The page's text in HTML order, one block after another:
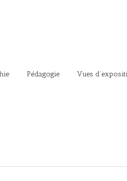
Pédagogie Vues